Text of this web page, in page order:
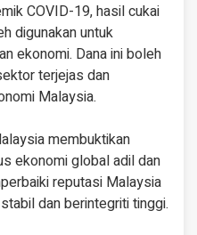
COVID-19, hasil cukai
digunakan untuk
ekonomi. Dana ini boleh
terjejas dan
Malaysia.
membuktikan
ekonomi global adil dan
reputasi Malaysia
dan berintegriti tinggi.